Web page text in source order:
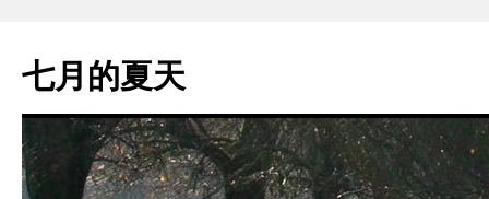
content
七月的夏天